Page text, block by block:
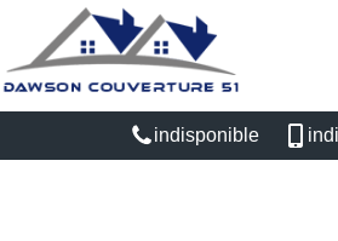
indisponible